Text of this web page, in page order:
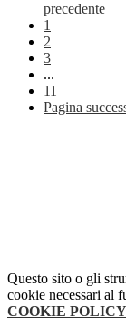
precedente
1
2
3
...
11
Pagina
Questo sito o gli
cookie necessari al
COOKIE POLICY